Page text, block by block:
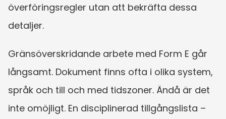
överföringsregler utan att bekräfta dessa
detaljer.
Gränsöverskridande arbete med Form E går
långsamt. Dokument finns ofta i olika system,
språk och till och med tidszoner. Ändå är det
inte omöjligt. En disciplinerad tillgångslista –